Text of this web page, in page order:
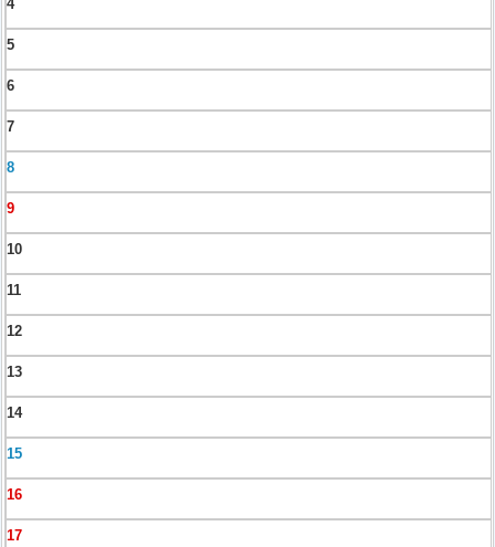
4
5
6
7
8
9
10
11
12
13
14
15
16
17